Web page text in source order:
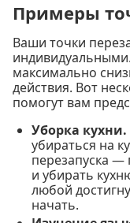
Примеры
Ваши точки
максимально
действия. Вот
помогут вам
Уборка кухни.
убираться на
перезапуска —
и убирать
любой
начать.